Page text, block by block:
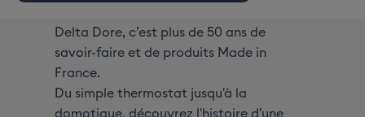
Delta Dore, c’est plus de 50 ans de
savoir-faire et de produits Made in
France.
Du simple thermostat jusqu'à la
domotique, découvrez l'histoire d'une